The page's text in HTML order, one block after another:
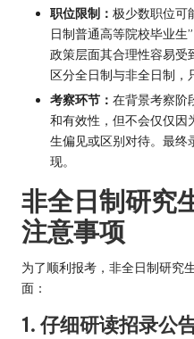
职位限制： 极少数职位可
日制普通高等院校毕业生
政策层面其合理性容易受
区分全日制与非全日制，
考察环节： 在背景考察阶
和有效性，但不会仅仅因
生偏见或区别对待。最终
现。
非全日制研究
注意事项
为了顺利报考，非全日制研究
面：
1. 仔细研读招录公